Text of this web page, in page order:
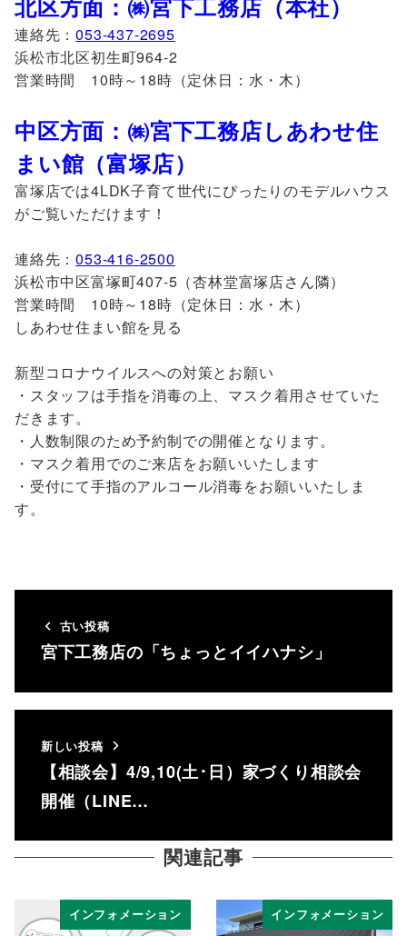
北区方面：㈱宮下工務店（本社）
連絡先：053-437-2695
浜松市北区初生町964-2
営業時間 10時～18時（定休日：水・木）
中区方面：㈱宮下工務店しあわせ住
まい館（富塚店）
富塚店では4LDK子育て世代にぴったりのモデルハウス
がご覧いただけます！
連絡先：053-416-2500
浜松市中区富塚町407-5（杏林堂富塚店さん隣）
営業時間 10時～18時（定休日：水・木）
しあわせ住まい館を見る
新型コロナウイルスへの対策とお願い
・スタッフは手指を消毒の上、マスク着用させていた
だきます。
・人数制限のため予約制での開催となります。
・マスク着用でのご来店をお願いいたします
・受付にて手指のアルコール消毒をお願いいたしま
す。
古い投稿
宮下工務店の「ちょっとイイハナシ」
新しい投稿
【相談会】4/9,10(土･日）家づくり相談会
開催（LINE…
関連記事
インフォメーション インフォメーション